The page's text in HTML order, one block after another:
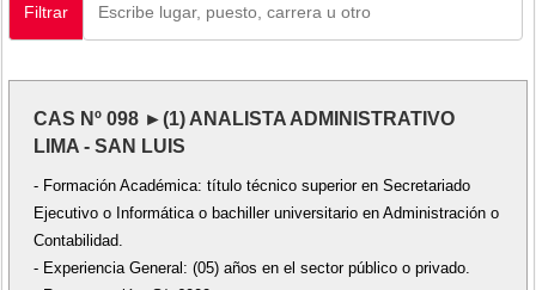
Filtrar
CAS Nº 098 ►(1) ANALISTA ADMINISTRATIVO
LIMA - SAN LUIS
- Formación Académica: título técnico superior en Secretariado
Ejecutivo o Informática o bachiller universitario en Administración o
Contabilidad.
- Experiencia General: (05) años en el sector público o privado.